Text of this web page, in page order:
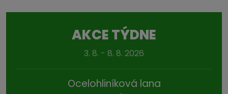
AKCE TÝDNE
3. 8. - 8. 8. 2026
Ocelohliníková lana